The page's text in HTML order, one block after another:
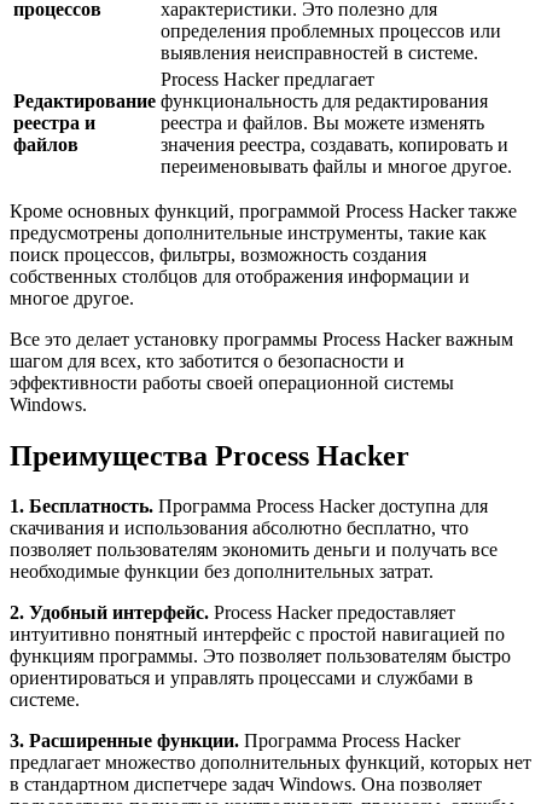
процессов
характеристики. Это полезно для
определения проблемных процессов или
выявления неисправностей в системе.
Редактирование
реестра и
файлов
Process Hacker предлагает
функциональность для редактирования
реестра и файлов. Вы можете изменять
значения реестра, создавать, копировать и
переименовывать файлы и многое другое.
Кроме основных функций, программой Process Hacker также
предусмотрены дополнительные инструменты, такие как
поиск процессов, фильтры, возможность создания
собственных столбцов для отображения информации и
многое другое.
Все это делает установку программы Process Hacker важным
шагом для всех, кто заботится о безопасности и
эффективности работы своей операционной системы
Windows.
Преимущества Process Hacker
1. Бесплатность. Программа Process Hacker доступна для
скачивания и использования абсолютно бесплатно, что
позволяет пользователям экономить деньги и получать все
необходимые функции без дополнительных затрат.
2. Удобный интерфейс. Process Hacker предоставляет
интуитивно понятный интерфейс с простой навигацией по
функциям программы. Это позволяет пользователям быстро
ориентироваться и управлять процессами и службами в
системе.
3. Расширенные функции. Программа Process Hacker
предлагает множество дополнительных функций, которых нет
в стандартном диспетчере задач Windows. Она позволяет